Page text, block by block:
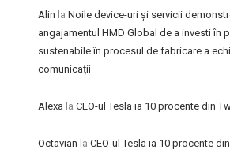
Alin la Noile device-uri și servicii
angajamentul HMD Global de a investi în
sustenabile în procesul de fabricare a
comunicații
Alexa la CEO-ul Tesla ia 10 procente din
Octavian la CEO-ul Tesla ia 10 procente